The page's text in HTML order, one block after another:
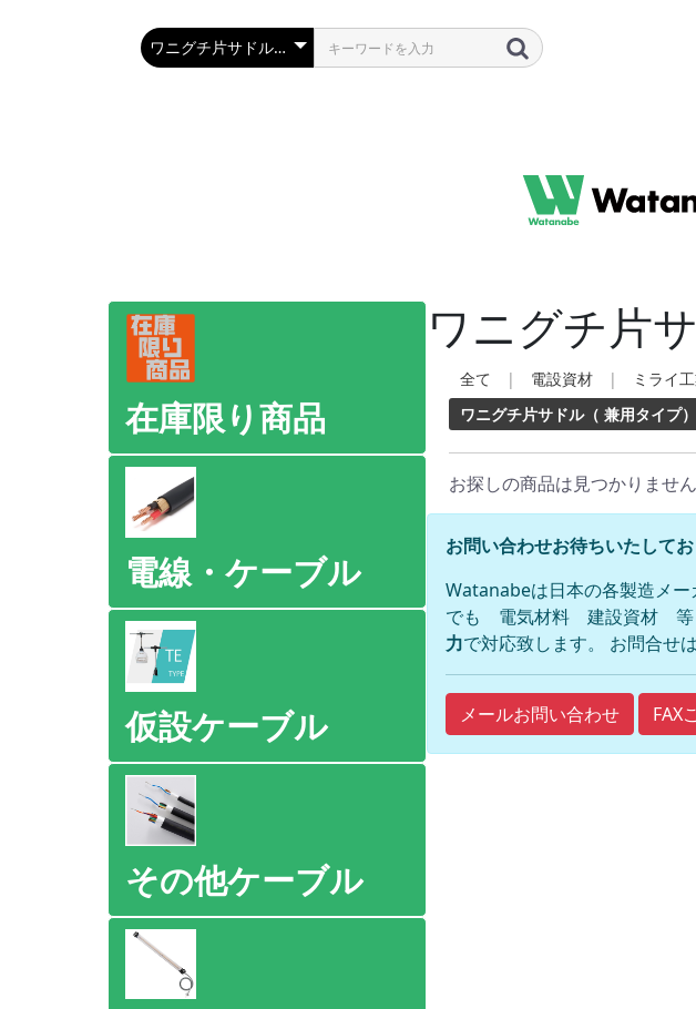
在庫限り商品
電線・ケーブル
仮設ケーブル
その他ケーブル
ワニグチ片
全て | 電設資材 | ミライ
ワニグチ片サドル（ 兼用タイプ）
お探しの商品は見つかりませ
お問い合わせお待ちいたして
Watanabeは日本の各製造メ
でも 電気材料 建設資材 等
力で対応致します。 お問合せ
メールお問い合わせ FAX